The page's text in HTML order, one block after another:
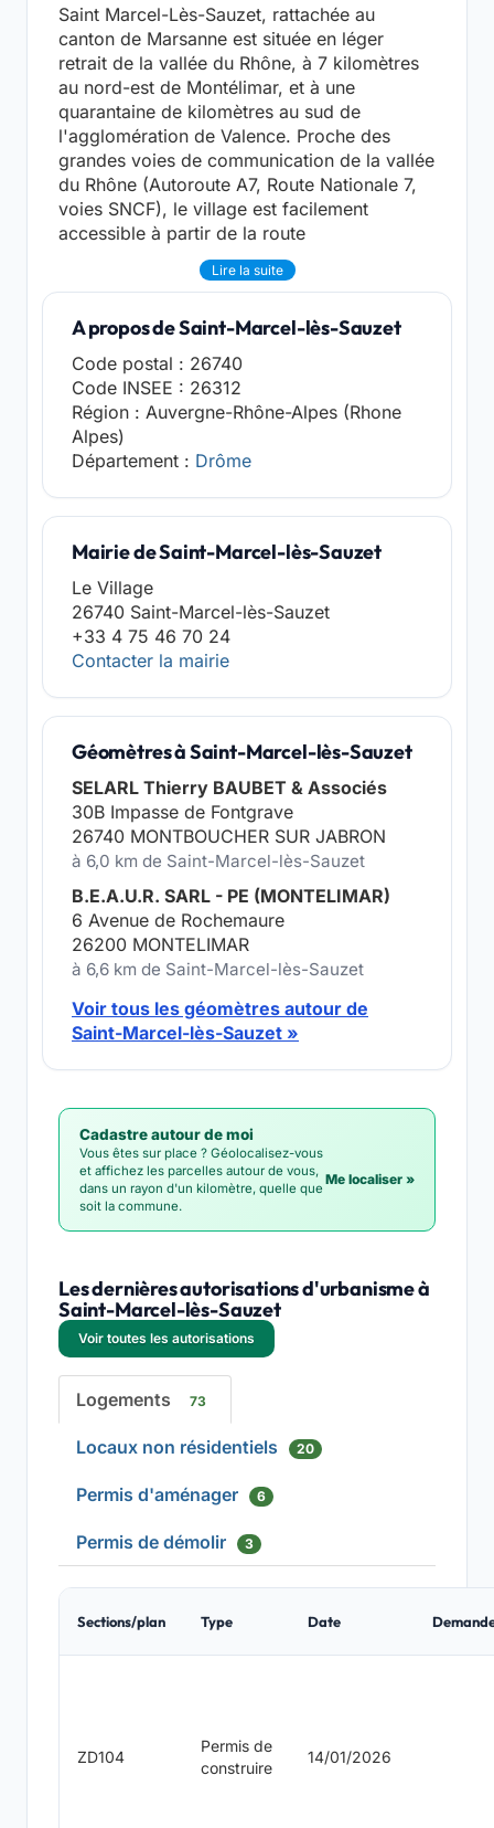
Saint Marcel-Lès-Sauzet, rattachée au
canton de Marsanne est située en léger
retrait de la vallée du Rhône, à 7 kilomètres
au nord-est de Montélimar, et à une
quarantaine de kilomètres au sud de
l'agglomération de Valence. Proche des
grandes voies de communication de la vallée
du Rhône (Autoroute A7, Route Nationale 7,
voies SNCF), le village est facilement
accessible à partir de la route
Lire la suite
A propos de Saint-Marcel-lès-Sauzet
Code postal : 26740
Code INSEE : 26312
Région : Auvergne-Rhône-Alpes (Rhone
Alpes)
Département : Drôme
Mairie de Saint-Marcel-lès-Sauzet
Le Village
26740 Saint-Marcel-lès-Sauzet
+33 4 75 46 70 24
Contacter la mairie
Géomètres à Saint-Marcel-lès-Sauzet
SELARL Thierry BAUBET & Associés
30B Impasse de Fontgrave
26740 MONTBOUCHER SUR JABRON
à 6,0 km de Saint-Marcel-lès-Sauzet
B.E.A.U.R. SARL - PE (MONTELIMAR)
6 Avenue de Rochemaure
26200 MONTELIMAR
à 6,6 km de Saint-Marcel-lès-Sauzet
Voir tous les géomètres autour de
Saint-Marcel-lès-Sauzet »
Cadastre autour de moi
Vous êtes sur place ? Géolocalisez-vous
et affichez les parcelles autour de vous,
dans un rayon d'un kilomètre, quelle que
soit la commune.
Me localiser »
Les dernières autorisations d'urbanisme à
Saint-Marcel-lès-Sauzet
Voir toutes les autorisations
Logements 73
Locaux non résidentiels 20
Permis d'aménager 6
Permis de démolir 3
Sections/plan Type Date
ZD104
Permis de
construire
14/01/2026